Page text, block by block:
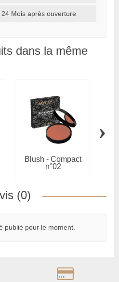
24 Mois après ouverture
dans la même
Blush - Compact
n°02
›
(0)
publié pour le moment.